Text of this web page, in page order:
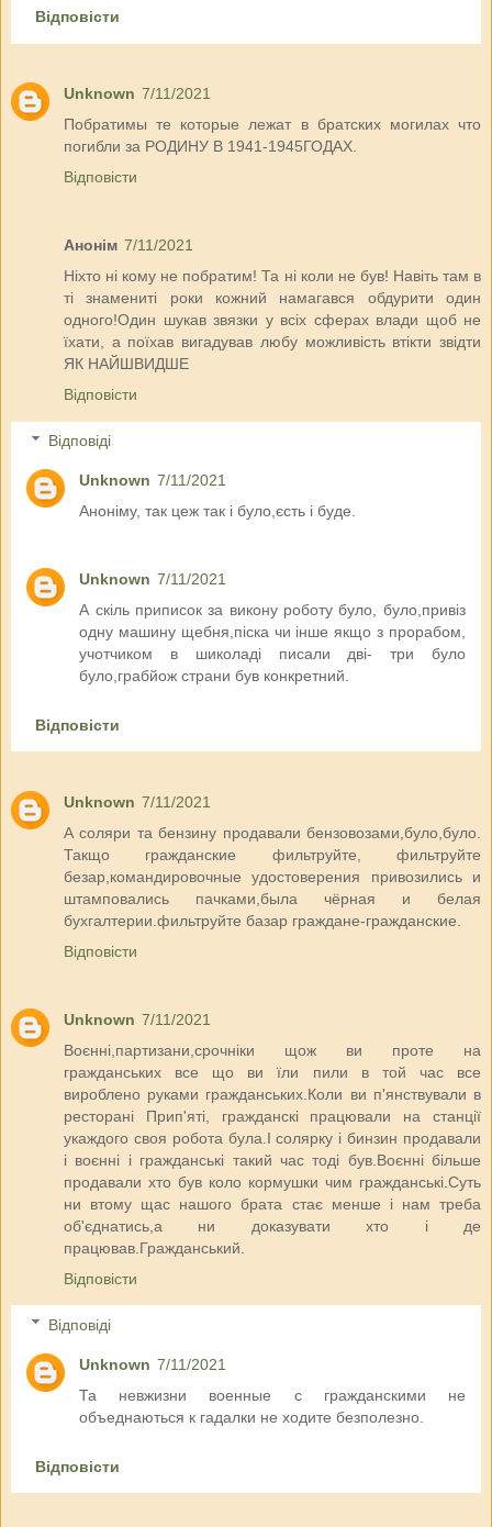
Відповісти
Unknown 7/11/2021
Побратимы те которые лежат в братских могилах что
погибли за РОДИНУ В 1941-1945ГОДАХ.
Відповісти
Анонім 7/11/2021
Ніхто ні кому не побратим! Та ні коли не був! Навіть там в
ті знамениті роки кожний намагався обдурити один
одного!Один шукав звязки у всіх сферах влади щоб не
їхати, а поїхав вигадував любу можливість втікти звідти
ЯК НАЙШВИДШЕ
Відповісти
Відповіді
Unknown 7/11/2021
Аноніму, так цеж так і було,єсть і буде.
Unknown 7/11/2021
А скіль приписок за викону роботу було, було,привіз
одну машину щебня,піска чи інше якщо з прорабом,
учотчиком в шиколаді писали дві- три було
було,грабйож страни був конкретний.
Відповісти
Unknown 7/11/2021
А соляри та бензину продавали бензовозами,було,було.
Такщо гражданские фильтруйте, фильтруйте
безар,командировочные удостоверения привозились и
штамповались пачками,была чёрная и белая
бухгалтерии.фильтруйте базар граждане-гражданские.
Відповісти
Unknown 7/11/2021
Воєнні,партизани,срочніки щож ви проте на
гражданських все що ви їли пили в той час все
вироблено руками гражданських.Коли ви п'янствували в
ресторані Прип'яті, гражданскі працювали на станції
укаждого своя робота була.І солярку і бинзин продавали
і воєнні і гражданські такий час тоді був.Воєнні більше
продавали хто був коло кормушки чим гражданські.Суть
ни втому щас нашого брата стає менше і нам треба
об'єднатись,а ни доказувати хто і де
працював.Гражданський.
Відповісти
Відповіді
Unknown 7/11/2021
Та невжизни военные с гражданскими не
объеднаються к гадалки не ходите безполезно.
Відповісти